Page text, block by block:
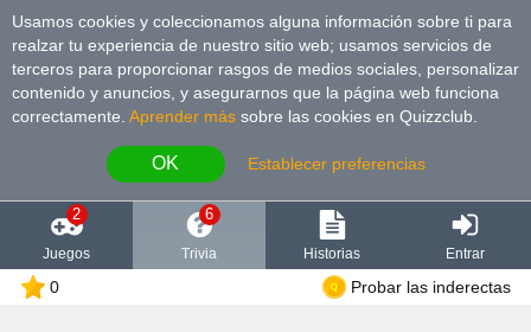
Usamos cookies y coleccionamos alguna información sobre ti para
realzar tu experiencia de nuestro sitio web; usamos servicios de
terceros para proporcionar rasgos de medios sociales, personalizar
contenido y anuncios, y asegurarnos que la página web funciona
correctamente. Aprender más sobre las cookies en Quizzclub.
OK Establecer preferencias
2
Juegos
6
Trivia Historias Entrar
0 Probar las inderectas